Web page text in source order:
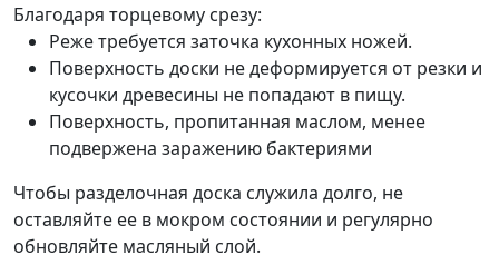
Благодаря торцевому срезу:
Реже требуется заточка кухонных ножей.
Поверхность доски не деформируется от резки и
кусочки древесины не попадают в пищу.
Поверхность, пропитанная маслом, менее
подвержена заражению бактериями
Чтобы разделочная доска служила долго, не
оставляйте ее в мокром состоянии и регулярно
обновляйте масляный слой.